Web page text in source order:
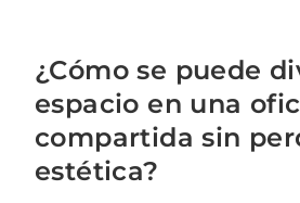
¿Cómo se puede
espacio en una
compartida sin
estética?